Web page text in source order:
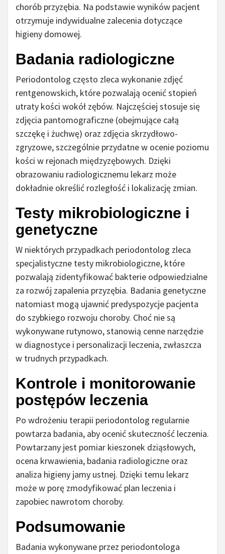
chorób przyzębia. Na podstawie wyników pacjent
otrzymuje indywidualne zalecenia dotyczące
higieny domowej.
Badania radiologiczne
Periodontolog często zleca wykonanie zdjęć
rentgenowskich, które pozwalają ocenić stopień
utraty kości wokół zębów. Najczęściej stosuje się
zdjęcia pantomograficzne (obejmujące całą
szczękę i żuchwę) oraz zdjęcia skrzydłowo-
zgryzowe, szczególnie przydatne w ocenie poziomu
kości w rejonach międzyzębowych. Dzięki
obrazowaniu radiologicznemu lekarz może
dokładnie określić rozległość i lokalizację zmian.
Testy mikrobiologiczne i
genetyczne
W niektórych przypadkach periodontolog zleca
specjalistyczne testy mikrobiologiczne, które
pozwalają zidentyfikować bakterie odpowiedzialne
za rozwój zapalenia przyzębia. Badania genetyczne
natomiast mogą ujawnić predyspozycje pacjenta
do szybkiego rozwoju choroby. Choć nie są
wykonywane rutynowo, stanowią cenne narzędzie
w diagnostyce i personalizacji leczenia, zwłaszcza
w trudnych przypadkach.
Kontrole i monitorowanie
postępów leczenia
Po wdrożeniu terapii periodontolog regularnie
powtarza badania, aby ocenić skuteczność leczenia.
Powtarzany jest pomiar kieszonek dziąsłowych,
ocena krwawienia, badania radiologiczne oraz
analiza higieny jamy ustnej. Dzięki temu lekarz
może w porę zmodyfikować plan leczenia i
zapobiec nawrotom choroby.
Podsumowanie
Badania wykonywane przez periodontologa